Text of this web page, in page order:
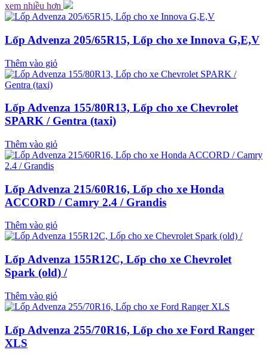
xem nhiều hơn
Lốp Advenza 205/65R15, Lốp cho xe Innova G,E,V
Thêm vào giỏ
Lốp Advenza 155/80R13, Lốp cho xe Chevrolet
SPARK / Gentra (taxi)
Thêm vào giỏ
Lốp Advenza 215/60R16, Lốp cho xe Honda
ACCORD / Camry 2.4 / Grandis
Thêm vào giỏ
Lốp Advenza 155R12C, Lốp cho xe Chevrolet
Spark (old) /
Thêm vào giỏ
Lốp Advenza 255/70R16, Lốp cho xe Ford Ranger
XLS